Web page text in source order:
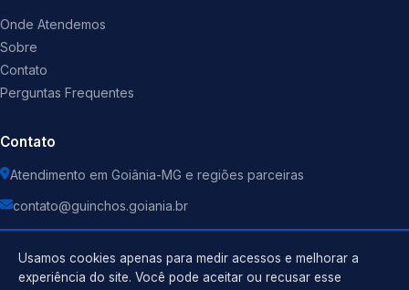
Onde Atendemos
Sobre
Contato
Perguntas Frequentes
Contato
Atendimento em Goiânia-MG e regiões parceiras
contato@guinchos.goiania.br
Usamos cookies apenas para medir acessos e melhorar a
experiência do site. Você pode aceitar ou recusar esse